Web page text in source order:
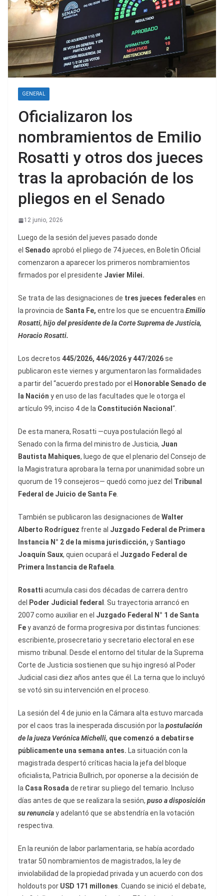
GENERAL
Oficializaron los
nombramientos de Emilio
Rosatti y otros dos jueces
tras la aprobación de los
pliegos en el Senado
12 junio, 2026
Luego de la sesión del jueves pasado donde
el Senado aprobó el pliego de 74 jueces, en Boletín Oficial
comenzaron a aparecer los primeros nombramientos
firmados por el presidente Javier Milei.
Se trata de las designaciones de tres jueces federales en
la provincia de Santa Fe, entre los que se encuentraEmilio
Rosatti, hijo del presidente de la Corte Suprema de Justicia,
Horacio Rosatti.
Los decretos 445/2026, 446/2026 y 447/2026se
publicaron este viernes y argumentaron las formalidades
a partir del “acuerdo prestado por el
Honorable Senado de
la Nación y en uso de las facultades que le otorga el
artículo 99, inciso 4 de la Constitución Nacional “.
De esta manera, Rosatti —cuya postulación llegó al
Senado con la firma del ministro de Justicia, Juan
Bautista Mahiques, luego de que el plenario del Consejo de
la Magistratura aprobara la terna por unanimidad sobre un
quorum de 19 consejeros— quedó como juez del Tribunal
Federal de Juicio de Santa Fe.
También se publicaron las designaciones de Walter
Alberto Rodríguez frente al Juzgado Federal de Primera
Instancia N° 2 de la misma jurisdicción, y Santiago
Joaquín Saux, quien ocupará el Juzgado Federal de
Primera Instancia de Rafaela.
Rosatti acumula casi dos décadas de carrera dentro
del
Poder Judicial federal . Su trayectoria arrancó en
2007 como auxiliar en el Juzgado Federal N° 1 de Santa
Fey avanzó de forma progresiva por distintas funciones:
escribiente, prosecretario y secretario electoral en ese
mismo tribunal. Desde el entorno del titular de la Suprema
Corte de Justicia sostienen que su hijo ingresó al Poder
Judicial casi diez años antes que él. La terna que lo incluyó
se votó sin su intervención en el proceso.
La sesión del 4 de junio en la Cámara alta estuvo marcada
por el caos tras la inesperada discusión por lapostulación
de la jueza Verónica Michelli, que comenzó a debatirse
públicamente una semana antes. La situación con la
magistrada despertó críticas hacia la jefa del bloque
oficialista, Patricia Bullrich, por oponerse a la decisión de
la Casa Rosadade retirar su pliego del temario. Incluso
días antes de que se realizara la sesión, puso a disposición
su renunciay adelantó que se abstendría en la votación
respectiva.
En la reunión de labor parlamentaria, se había acordado
tratar 50 nombramientos de magistrados, la ley de
inviolabilidad de la propiedad privada y un acuerdo con dos
holdouts por USD 171 millones. Cuando se inició el debate,